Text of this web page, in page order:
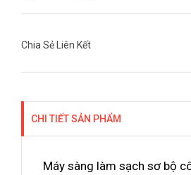
Chia Sẻ Liên Kết
CHI TIẾT SẢN PHẨM
Máy sàng làm sạch sơ bộ